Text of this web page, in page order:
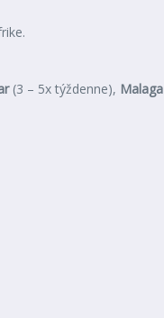
(3 – 5x týždenne), Malaga